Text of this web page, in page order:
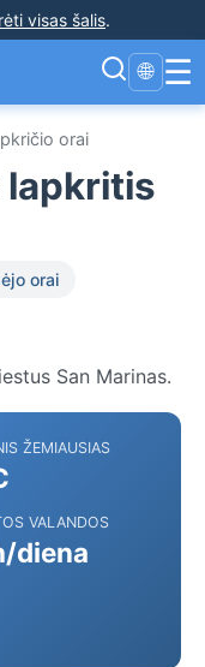
visas šalis.
🌐 ☰
orai
lapkritis
orai
San Marinas.
ŽEMIAUSIAS
VALANDOS
diena